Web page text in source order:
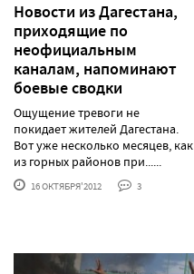
Новости из Дагестана,
приходящие по
неофициальным
каналам, напоминают
боевые сводки
Ощущение тревоги не
покидает жителей Дагестана.
Вот уже несколько месяцев, как
из горных районов при......
16 ОКТЯБРЯ'2012 3